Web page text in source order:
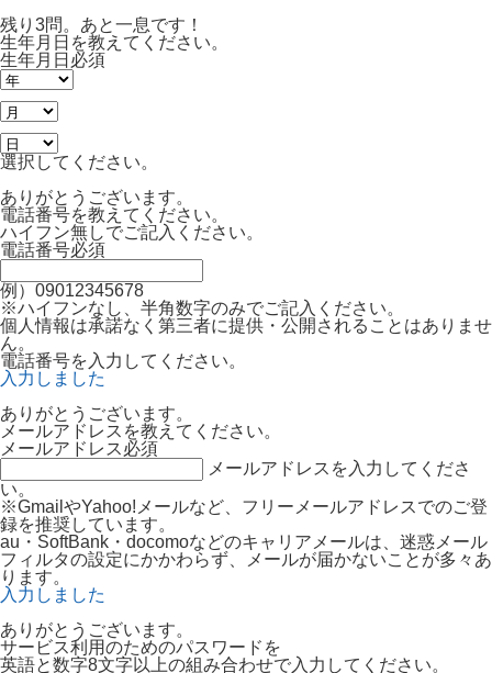
残り3問。あと一息です！
生年月日を教えてください。
生年月日 必須
選択してください。
ありがとうございます。
電話番号を教えてください。
ハイフン無しでご記入ください。
電話番号必須
例）09012345678
※ハイフンなし、半角数字のみでご記入ください。
個人情報は承諾なく第三者に提供・公開されることはありませ
ん。
電話番号を入力してください。
入力しました
ありがとうございます。
メールアドレスを教えてください。
メールアドレス必須
メールアドレスを入力してくださ
い。
※GmailやYahoo!メールなど、フリーメールアドレスでのご登
録を推奨しています。
au・SoftBank・docomoなどのキャリアメールは、迷惑メール
フィルタの設定にかかわらず、メールが届かないことが多々あ
ります。
入力しました
ありがとうございます。
サービス利用のためのパスワードを
英語と数字8文字以上の組み合わせで入力してください。